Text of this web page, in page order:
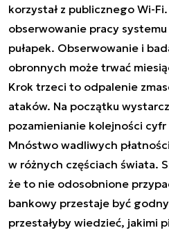
korzystał z publicznego Wi-
obserwowanie pracy
pułapek. Obserwowanie i
obronnych może trwać
Krok trzeci to odpalenie
ataków. Na początku
pozamienianie kolejności
Mnóstwo wadliwych
w różnych częściach świata.
że to nie odosobnione
bankowy przestaje być
przestałyby wiedzieć, jakimi